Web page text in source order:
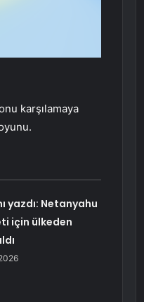
karşılamaya
yazdı: Netanyahu
için ülkeden